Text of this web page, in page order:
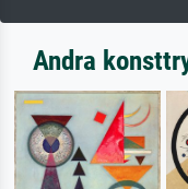
Andra